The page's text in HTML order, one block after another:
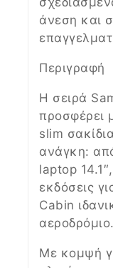
άνεση και
Περιγραφή
Η σειρά
προσφέρει
slim
ανάγκη:
laptop
εκδόσεις
Cabin
αεροδρόμιο.
Με κομψή